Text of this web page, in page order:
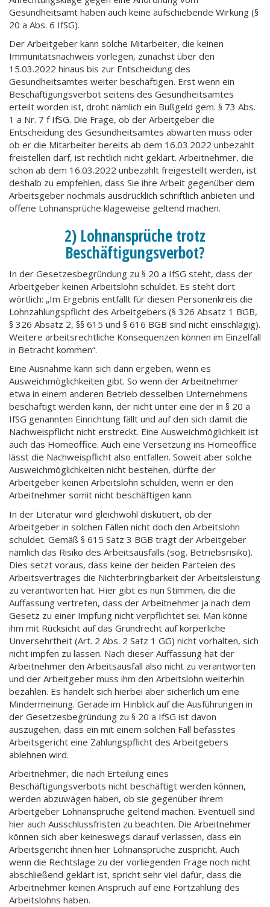
Gesundheitsamt haben auch keine aufschiebende Wirkung (§
20 a Abs. 6 IfSG).
Der Arbeitgeber kann solche Mitarbeiter, die keinen
Immunitätsnachweis vorlegen, zunächst über den
15.03.2022 hinaus bis zur Entscheidung des
Gesundheitsamtes weiter beschäftigen. Erst wenn ein
Beschäftigungsverbot seitens des Gesundheitsamtes
erteilt worden ist, droht nämlich ein Bußgeld gem. § 73 Abs.
1 a Nr. 7 f IfSG. Die Frage, ob der Arbeitgeber die
Entscheidung des Gesundheitsamtes abwarten muss oder
ob er die Mitarbeiter bereits ab dem 16.03.2022 unbezahlt
freistellen darf, ist rechtlich nicht geklärt. Arbeitnehmer, die
schon ab dem 16.03.2022 unbezahlt freigestellt werden, ist
deshalb zu empfehlen, dass Sie ihre Arbeit gegenüber dem
Arbeitsgeber nochmals ausdrücklich schriftlich anbieten und
offene Lohnansprüche klageweise geltend machen.
2) Lohnansprüche trotz
Beschäftigungsverbot?
In der Gesetzesbegründung zu § 20 a IfSG steht, dass der
Arbeitgeber keinen Arbeitslohn schuldet. Es steht dort
wörtlich: „Im Ergebnis entfällt für diesen Personenkreis die
Lohnzahlungspflicht des Arbeitgebers (§ 326 Absatz 1 BGB,
§ 326 Absatz 2, §§ 615 und § 616 BGB sind nicht einschlägig).
Weitere arbeitsrechtliche Konsequenzen können im Einzelfall
in Betracht kommen“.
Eine Ausnahme kann sich dann ergeben, wenn es
Ausweichmöglichkeiten gibt. So wenn der Arbeitnehmer
etwa in einem anderen Betrieb desselben Unternehmens
beschäftigt werden kann, der nicht unter eine der in § 20 a
IfSG genannten Einrichtung fällt und auf den sich damit die
Nachweispflicht nicht erstreckt. Eine Ausweichmöglichkeit ist
auch das Homeoffice. Auch eine Versetzung ins Homeoffice
lässt die Nachweispflicht also entfallen. Soweit aber solche
Ausweichmöglichkeiten nicht bestehen, dürfte der
Arbeitgeber keinen Arbeitslohn schulden, wenn er den
Arbeitnehmer somit nicht beschäftigen kann.
In der Literatur wird gleichwohl diskutiert, ob der
Arbeitgeber in solchen Fällen nicht doch den Arbeitslohn
schuldet. Gemäß § 615 Satz 3 BGB trägt der Arbeitgeber
nämlich das Risiko des Arbeitsausfalls (sog. Betriebsrisiko).
Dies setzt voraus, dass keine der beiden Parteien des
Arbeitsvertrages die Nichterbringbarkeit der Arbeitsleistung
zu verantworten hat. Hier gibt es nun Stimmen, die die
Auffassung vertreten, dass der Arbeitnehmer ja nach dem
Gesetz zu einer Impfung nicht verpflichtet sei. Man könne
ihm mit Rücksicht auf das Grundrecht auf körperliche
Unversehrtheit (Art. 2 Abs. 2 Satz 1 GG) nicht vorhalten, sich
nicht impfen zu lassen. Nach dieser Auffassung hat der
Arbeitnehmer den Arbeitsausfall also nicht zu verantworten
und der Arbeitgeber muss ihm den Arbeitslohn weiterhin
bezahlen. Es handelt sich hierbei aber sicherlich um eine
Mindermeinung. Gerade im Hinblick auf die Ausführungen in
der Gesetzesbegründung zu § 20 a IfSG ist davon
auszugehen, dass ein mit einem solchen Fall befasstes
Arbeitsgericht eine Zahlungspflicht des Arbeitgebers
ablehnen wird.
Arbeitnehmer, die nach Erteilung eines
Beschäftigungsverbots nicht beschäftigt werden können,
werden abzuwägen haben, ob sie gegenüber ihrem
Arbeitgeber Lohnansprüche geltend machen. Eventuell sind
hier auch Ausschlussfristen zu beachten. Die Arbeitnehmer
können sich aber keineswegs darauf verlassen, dass ein
Arbeitsgericht ihnen hier Lohnansprüche zuspricht. Auch
wenn die Rechtslage zu der vorliegenden Frage noch nicht
abschließend geklärt ist, spricht sehr viel dafür, dass die
Arbeitnehmer keinen Anspruch auf eine Fortzahlung des
Arbeitslohns haben.